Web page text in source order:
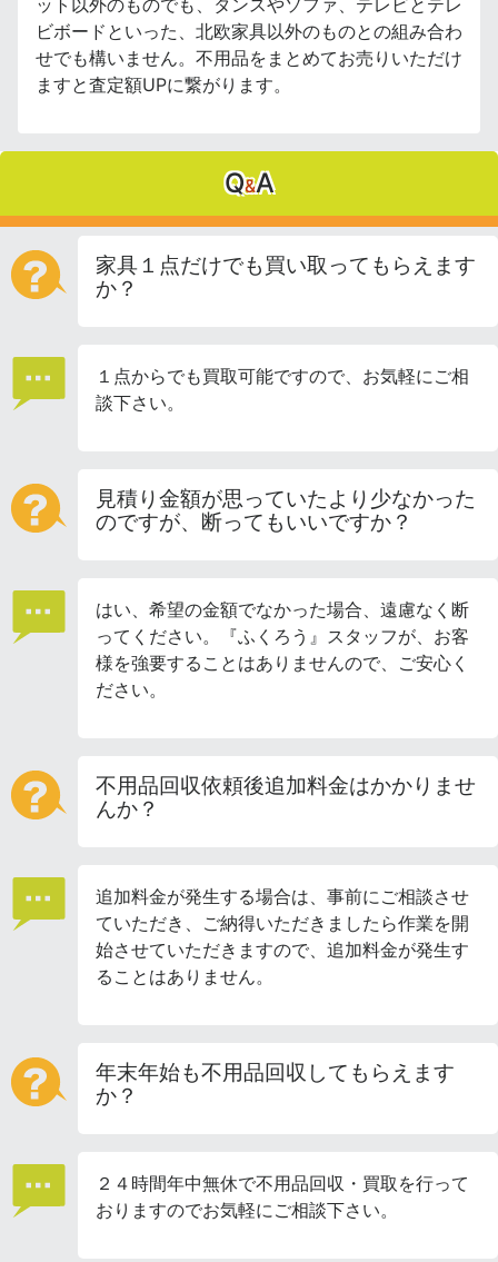
ット以外のものでも、タンスやソファ、テレビとテレ
ビボードといった、北欧家具以外のものとの組み合わ
せでも構いません。不用品をまとめてお売りいただけ
ますと査定額UPに繋がります。
Q&A
家具１点だけでも買い取ってもらえます
か？
１点からでも買取可能ですので、お気軽にご相
談下さい。
見積り金額が思っていたより少なかった
のですが、断ってもいいですか？
はい、希望の金額でなかった場合、遠慮なく断
ってください。『ふくろう』スタッフが、お客
様を強要することはありませんので、ご安心く
ださい。
不用品回収依頼後追加料金はかかりませ
んか？
追加料金が発生する場合は、事前にご相談させ
ていただき、ご納得いただきましたら作業を開
始させていただきますので、追加料金が発生す
ることはありません。
年末年始も不用品回収してもらえます
か？
２４時間年中無休で不用品回収・買取を行って
おりますのでお気軽にご相談下さい。